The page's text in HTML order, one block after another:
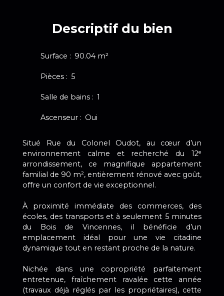
Descriptif du bien
Surface : 90.04 m²
Pièces : 5
Salle de bains : 1
Ascenseur : Oui
Situé Rue du Colonel Oudot, au cœur d’un
environnement calme et recherché du 12ᵉ
arrondissement, ce magnifique appartement
familial de 90 m², entièrement rénové avec goût,
offre un confort de vie exceptionnel.
À proximité immédiate des commerces, des
écoles, des transports et à seulement 5 minutes
du Bois de Vincennes, il bénéficie d’un
emplacement idéal pour une vie citadine
dynamique tout en restant proche de la nature.
Nichée dans une copropriété parfaitement
entretenue, fraîchement ravalée cette année
(travaux déjà réglés par les propriétaires), cette